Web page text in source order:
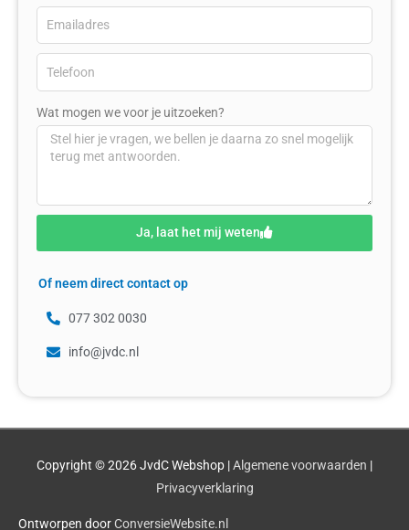
Wat mogen we voor je uitzoeken?
Ja, laat het mij weten
Of neem direct contact op
077 302 0030
info@jvdc.nl
Copyright © 2026JvdC Webshop |Algemene voorwaarden |
Privacyverklaring
Ontworpen doorConversieWebsite.nl